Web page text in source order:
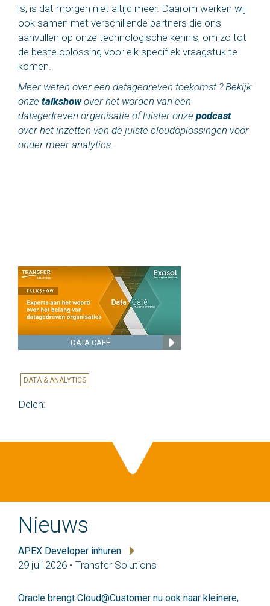
is, is dat morgen niet altijd meer. Daarom werken wij
ook samen met verschillende partners die ons
aanvullen op onze technologische kennis, om zo tot
de beste oplossing voor elk specifiek vraagstuk te
komen.
Meer weten over een datagedreven toekomst ? Bekijk
onze talkshowover het worden van een
datagedreven organisatie of luister onze podcast
over het inzetten van de juiste cloudoplossingen voor
onder meer analytics.
DATA CAFÉ
DATA & ANALYTICS
Delen:
Nieuws
APEX Developer inhuren
29 juli 2026 • Transfer Solutions
Oracle brengt Cloud@Customer nu ook naar kleinere,